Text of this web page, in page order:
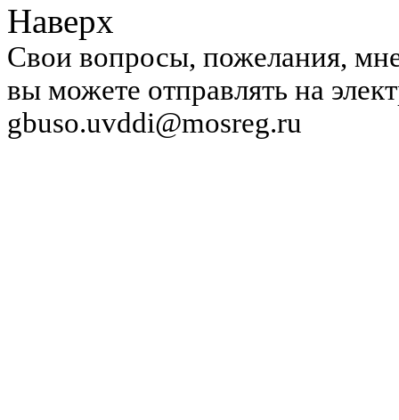
Наверх
Свои вопросы, пожелания,
вы можете отправлять на
gbuso.uvddi@mosreg.ru